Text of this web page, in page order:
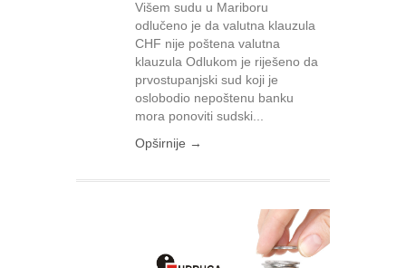
Višem sudu u Mariboru
odlučeno je da valutna klauzula
CHF nije poštena valutna
klauzula Odlukom je riješeno da
prvostupanjski sud koji je
oslobodio nepoštenu banku
mora ponoviti sudski...
Opširnije →